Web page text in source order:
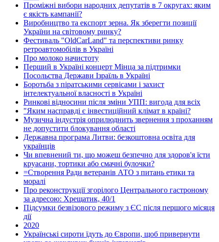
Проміжні вибори народних депутатів в 7 округах: яким
є якість кампанії?
Виробництво та експорт зерна. Як зберегти позиції
України на світовому ринку?
Фестиваль "OldCarLand" та перспективи ринку
ретроавтомобілів в Україні
Про молоко начистоту
Перший в Україні концерт Мінца за підтримки
Посольства Держави Ізраїль в Україні
Боротьба з піратськими сервісами і захист
інтелектуальної власності в Україні
Ринкові відносини після зміни УПП: вигода для всіх
"Яким насправді є інвестиційний клімат в країні?
Музична індустрія оприлюднить звернення з проханням
не допустити блокування області
Державна програма Литви: безкоштовна освіта для
українців
Чи впевнений ти, що можеш безпечно для здоров'я їсти
круасани, тортики або смачні булочки?
=Створення Ради ветеранів АТО з питань етики та
моралі
Про реконструкції згорілого Центрального гастроному
за адресою: Хрещатик, 40/1
Підсумки безвізового режиму з ЄС після першого місяця
дії
2020
Українські сироти їдуть до Європи, щоб привернути